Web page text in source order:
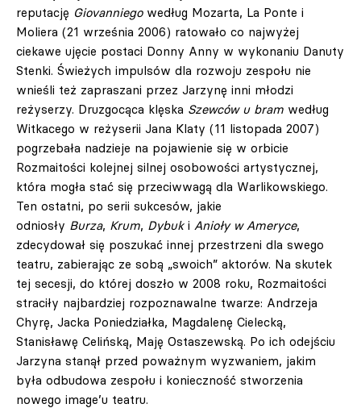
reputację Giovanniegowedług Mozarta, La Ponte i
Moliera (21 września 2006) ratowało co najwyżej
ciekawe ujęcie postaci Donny Anny w wykonaniu Danuty
Stenki. Świeżych impulsów dla rozwoju zespołu nie
wnieśli też zapraszani przez Jarzynę inni młodzi
reżyserzy. Druzgocąca klęska Szewców u bram według
Witkacego w reżyserii Jana Klaty (11 listopada 2007)
pogrzebała nadzieje na pojawienie się w orbicie
Rozmaitości kolejnej silnej osobowości artystycznej,
która mogła stać się przeciwwagą dla Warlikowskiego.
Ten ostatni, po serii sukcesów, jakie
odniosły Burza, Krum, Dybuki Anioły w Ameryce,
zdecydował się poszukać innej przestrzeni dla swego
teatru, zabierając ze sobą „swoich” aktorów. Na skutek
tej secesji, do której doszło w 2008 roku, Rozmaitości
straciły najbardziej rozpoznawalne twarze: Andrzeja
Chyrę, Jacka Poniedziałka, Magdalenę Cielecką,
Stanisławę Celińską, Maję Ostaszewską. Po ich odejściu
Jarzyna stanął przed poważnym wyzwaniem, jakim
była odbudowa zespołu i konieczność stworzenia
nowego image’u teatru.